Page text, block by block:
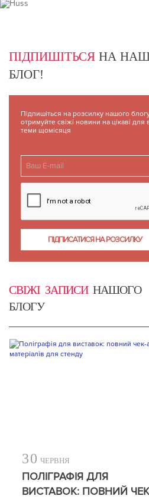
ПІДПИШІТЬСЯ НА
БЛОГ!
Підпишіться на розсилку нашого блогу
отримуйте свіжі новини на цікаві для
теми щомісяця
СВІЖІ ЗАПИСИНАШОГО
БЛОГУ
30 ЧЕРВНЯ
ПОЛІГРАФІЯ ДЛЯ
ВИСТАВОК: ПОВНИЙ